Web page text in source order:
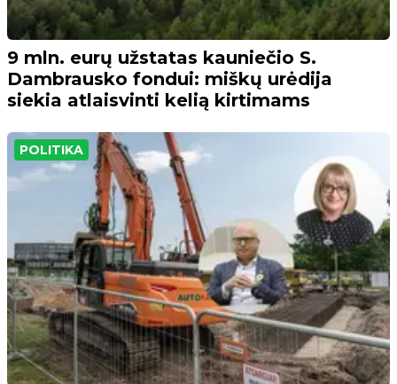
9 mln. eurų užstatas kauniečio S.
Dambrausko fondui: miškų urėdija
siekia atlaisvinti kelią kirtimams
POLITIKA